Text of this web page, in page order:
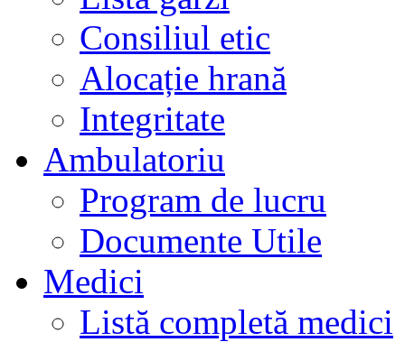
Consiliul etic
Alocație hrană
Integritate
Ambulatoriu
Program de lucru
Documente Utile
Medici
Listă completă medici